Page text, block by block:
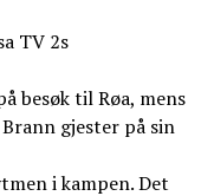
TV 2s
besøk til Røa, mens
gjester på sin
i kampen. Det